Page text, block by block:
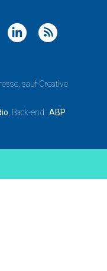
, sauf Creative
, Back-end :ABP